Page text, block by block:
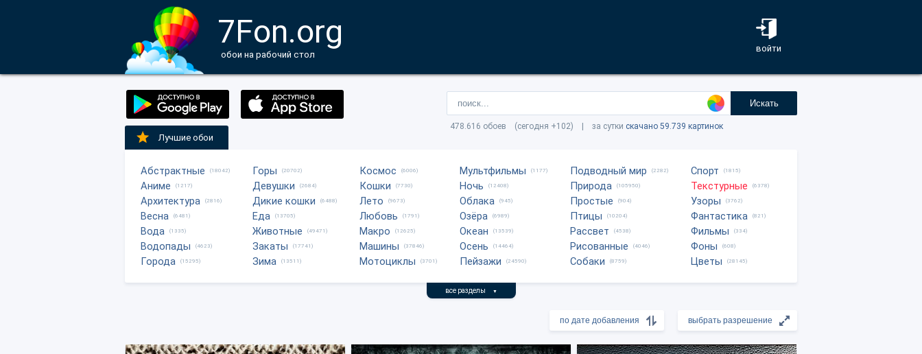
7Fon.org
обои на рабочий стол
войти
Искать
478.616 обоев (сегодня +102) | за сутки скачано 59.739 картинок
Лучшие обои
Абстрактные (18042)
Аниме (1217)
Архитектура (2816)
Весна (6481)
Вода (1335)
Водопады (4623)
Города (15295)
Горы (20702)
Девушки (2684)
Дикие кошки (6488)
Еда (13705)
Животные (49471)
Закаты (17741)
Зима (13511)
Космос (6006)
Кошки (7730)
Лето (9673)
Любовь (1791)
Макро (12625)
Машины (37846)
Мотоциклы (3701)
Мультфильмы (1177)
Ночь (12408)
Облака (945)
Озёра (6989)
Океан (13539)
Осень (14464)
Пейзажи (24590)
Подводный мир (2282)
Природа (105950)
Простые (904)
Птицы (10204)
Рассвет (4538)
Рисованные (4046)
Собаки (8759)
Спорт (1815)
Текстурные (6378)
Узоры (3762)
Фантастика (821)
Фильмы (334)
Фоны (608)
Цветы (28145)
все разделы ▼